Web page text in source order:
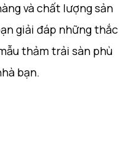
và chất lượng sản
giải đáp những thắc
thảm trải sàn phù
bạn.